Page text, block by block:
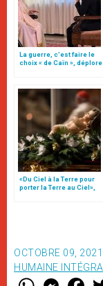
La guerre, c’est faire le
choix « de Caïn », déplore
«Du Ciel à la Terre pour
porter la Terre au Ciel»,
OCTOBRE 09,
HUMAINE
W M F